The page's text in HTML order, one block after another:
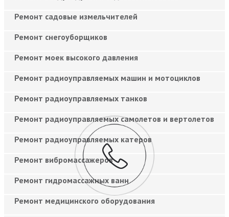
Ремонт садовые измельчителей
Ремонт снегоуборщиков
Ремонт моек высокого давления
Ремонт радиоуправляемых машин и мотоциклов
Ремонт радиоуправляемых танков
Ремонт радиоуправляемых самолетов и вертолетов
Ремонт радиоуправляемых катеров
Ремонт вибромассажеров
Ремонт гидромассажных ванн
Ремонт медицинского оборудования